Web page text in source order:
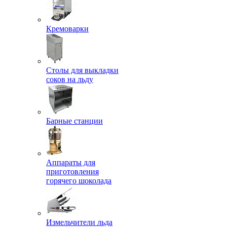
Кремоварки
Столы для выкладки
соков на льду
Барные станции
Аппараты для
приготовления
горячего шоколада
Измельчители льда